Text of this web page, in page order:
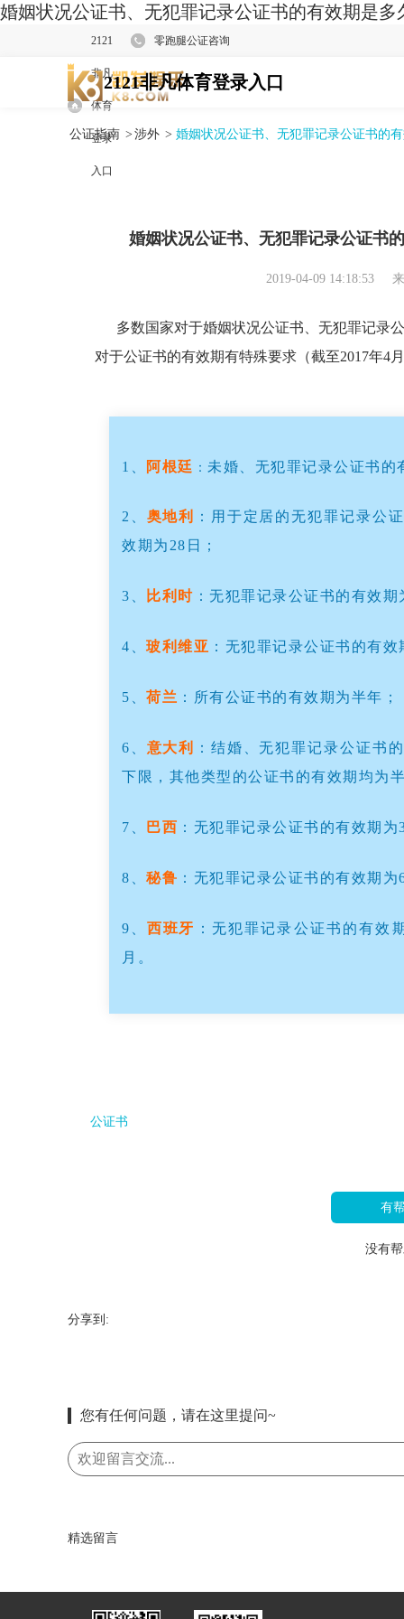
婚姻状况公证书、无犯罪记录公证书的有效期是
2121
非凡
体育
登录
入口
零跑腿公证咨询
2121非凡体育登录入口
公证指南 > 涉外 > 婚姻状况公证书、无犯罪记录公证书的
婚姻状况公证书、无犯罪记录公证书
2019-04-09 14:18:53
多数国家对于婚姻状况公证书、无犯罪记录
对于公证书的有效期有特殊要求（截至2017年4
1、 阿根廷 ： 未婚、无犯罪记录公证书的
2、 奥地利
：用于定居的无犯罪记录公
效期为28日；
3、 比利时 ：无犯罪记录公证书的有效
4、 玻利维亚 ：无犯罪记录公证书的有
5、 荷兰 ：所有公证书的有效期为半年；
6、 意大利
：结婚、无犯罪记录公证书
下限，其他类型的公证书的有效期均为
7、 巴西 ：无犯罪记录公证书的有效期为
8、 秘鲁 ：无犯罪记录公证书的有效期为
9、西班牙 ：无犯罪记录公证书的有效
月。
公证书
有
没有
分享到:
您有任何问题，请在这里提问~
精选留言